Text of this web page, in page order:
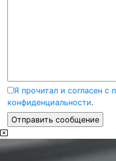
Я прочитал и согласен с
конфиденциальности.